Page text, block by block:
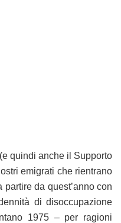
quindi anche il Supporto
emigrati che rientrano
da quest’anno con
di disoccupazione
1975 – per ragioni